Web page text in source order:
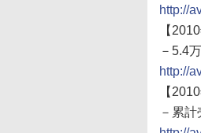
http://
【
－5.4
http://
【
－累